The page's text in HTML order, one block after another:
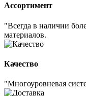
Ассортимент
"Всегда в наличии
материалов.
Качество
"Многоуровневая